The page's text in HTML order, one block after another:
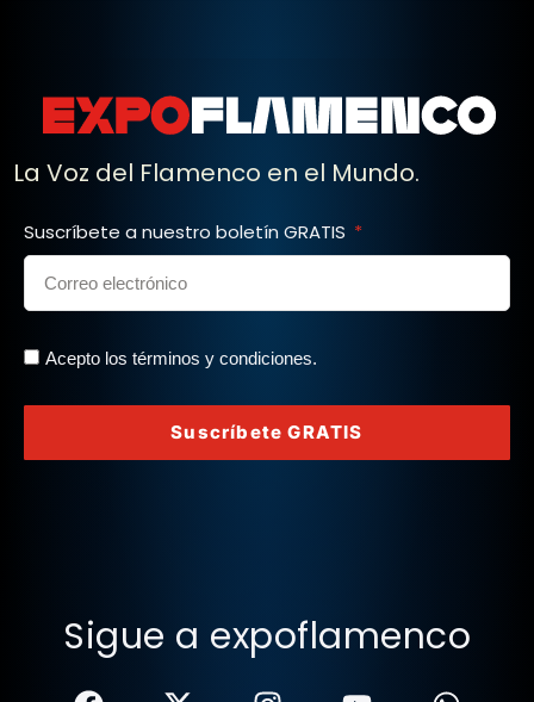
La Voz del Flamenco en el Mundo.
Suscríbete a nuestro boletín GRATIS
Acepto los términos y condiciones.
Suscríbete GRATIS
Sigue a expoflamenco